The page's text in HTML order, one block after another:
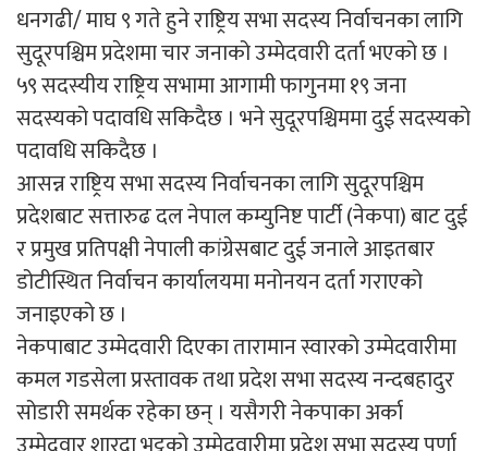
धनगढी/ माघ ९ गते हुने राष्ट्रिय सभा सदस्य निर्वाचनका लागि
सुदूरपश्चिम प्रदेशमा चार जनाको उम्मेदवारी दर्ता भएको छ ।
५९ सदस्यीय राष्ट्रिय सभामा आगामी फागुनमा १९ जना
सदस्यको पदावधि सकिदैछ । भने सुदूरपश्चिममा दुई सदस्यको
पदावधि सकिदैछ ।
आसन्न राष्ट्रिय सभा सदस्य निर्वाचनका लागि सुदूरपश्चिम
प्रदेशबाट सत्तारुढ दल नेपाल कम्युनिष्ट पार्टी (नेकपा) बाट दुई
र प्रमुख प्रतिपक्षी नेपाली कांग्रेसबाट दुई जनाले आइतबार
डोटीस्थित निर्वाचन कार्यालयमा मनोनयन दर्ता गराएको
जनाइएको छ ।
नेकपाबाट उम्मेदवारी दिएका तारामान स्वारको उम्मेदवारीमा
कमल गडसेला प्रस्तावक तथा प्रदेश सभा सदस्य नन्दबहादुर
सोडारी समर्थक रहेका छन् । यसैगरी नेकपाका अर्का